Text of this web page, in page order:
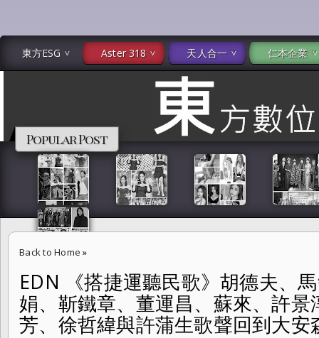
東方ESG Aster 318 天人合一 仁本企業
Popular Post
Back to Home »
EDN 《搭捷運聽民歌》胡德夫、馬毓芬、丁曉雯、金智娟、靳鐵章、
復、萬芳、徐哲緯與許蒲生歌聲回到大安森林 五十年流轉如昨
EDN 《搭捷運聽民歌》胡德夫、
娟、靳鐵章、董運昌、蘇來、許
芳、徐哲緯與許蒲生歌聲回到大